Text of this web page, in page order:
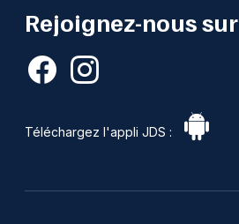
Rejoignez-nous sur
Téléchargez l'appli JDS :